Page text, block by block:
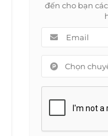
đến cho bạn
Chọn